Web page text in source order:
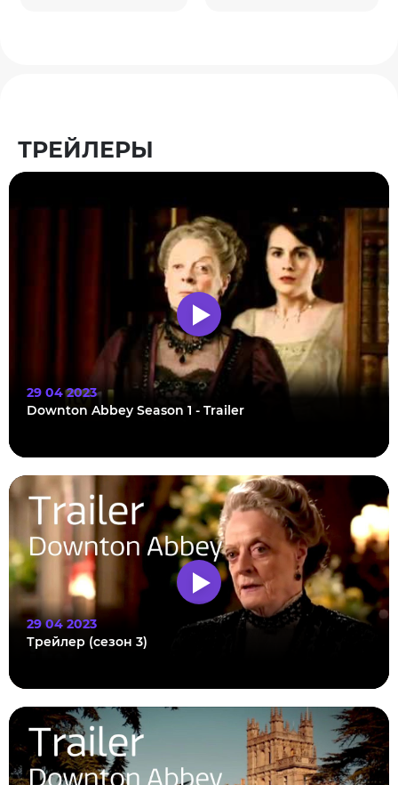
ТРЕЙЛЕРЫ
29 04 2023
Downton Abbey Season 1 - Trailer
29 04 2023
Трейлер (сезон 3)